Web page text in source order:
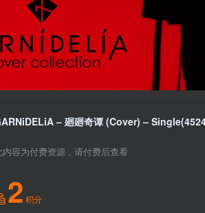
内容为付费资源，请付费后查看
2 积分